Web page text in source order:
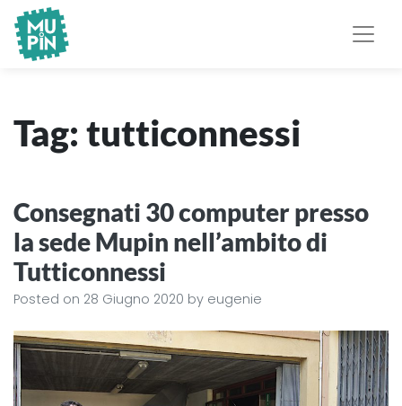
Tag: tutticonnessi
Consegnati 30 computer presso
la sede Mupin nell’ambito di
Tutticonnessi
Posted on 28 Giugno 2020 by eugenie